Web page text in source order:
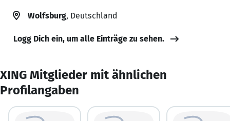
Wolfsburg, Deutschland
Logg Dich ein, um alle Einträge zu sehen.
XING Mitglieder mit ähnlichen
Profilangaben